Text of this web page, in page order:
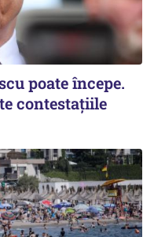
poate începe.
contestațiile